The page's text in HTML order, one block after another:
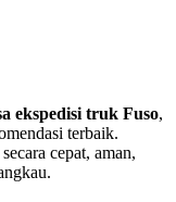
ekspedisi truk Fuso,
terbaik.
cepat, aman,